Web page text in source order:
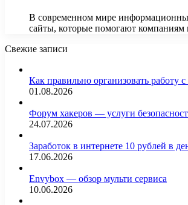
В современном мире
сайты, которые помогают
Свежие записи
Как правильно организовать работу
01.08.2026
Форум хакеров — услуги
24.07.2026
Заработок в интернете 10 рублей в
17.06.2026
Envybox — обзор мульти сервиса
10.06.2026